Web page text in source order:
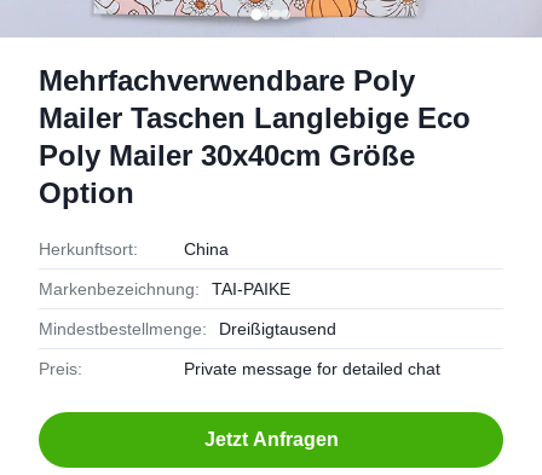
Mehrfachverwendbare Poly
Mailer Taschen Langlebige Eco
Poly Mailer 30x40cm Größe
Option
Herkunftsort: China
Markenbezeichnung: TAI-PAIKE
Mindestbestellmenge: Dreißigtausend
Preis: Private message for detailed chat
Jetzt Anfragen